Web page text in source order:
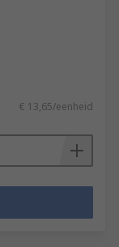
€ 13,65/eenheid